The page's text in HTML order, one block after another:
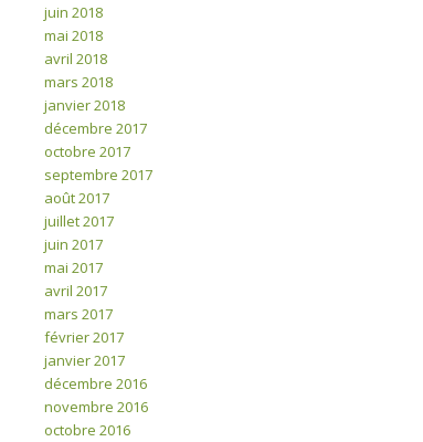
juin 2018
mai 2018
avril 2018
mars 2018
janvier 2018
décembre 2017
octobre 2017
septembre 2017
août 2017
juillet 2017
juin 2017
mai 2017
avril 2017
mars 2017
février 2017
janvier 2017
décembre 2016
novembre 2016
octobre 2016